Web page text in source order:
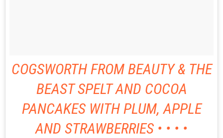
COGSWORTH FROM BEAUTY & THE
BEAST SPELT AND COCOA
PANCAKES WITH PLUM, APPLE
AND STRAWBERRIES • • • •